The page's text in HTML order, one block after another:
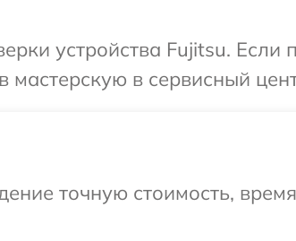
устройства Fujitsu. Если
в сервисный
точную стоимость,